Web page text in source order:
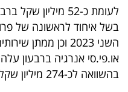
לעומת כ-52
בהשוואה לכ-274 מיליון שקל ברבעון המקביל אשתקד.